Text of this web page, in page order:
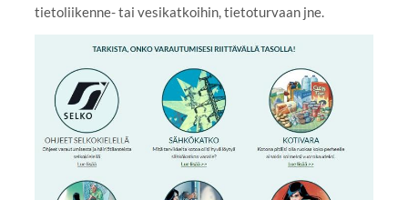
tietoliikenne- tai vesikatkoihin, tietoturvaan jne.